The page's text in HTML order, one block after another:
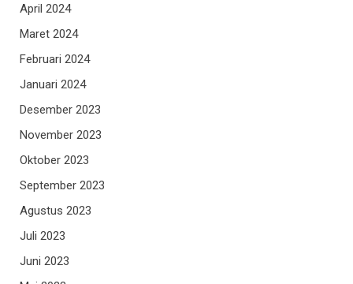
April 2024
Maret 2024
Februari 2024
Januari 2024
Desember 2023
November 2023
Oktober 2023
September 2023
Agustus 2023
Juli 2023
Juni 2023